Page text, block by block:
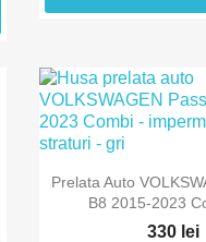

Prelata Auto
B8 2015-2023
330 lei